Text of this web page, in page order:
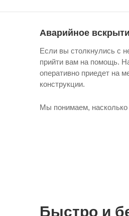
Аварийное
Если вы столкнулись с
прийти вам на помощь.
оперативно приедет на
конструкции.
Мы понимаем, насколько
Быстро и